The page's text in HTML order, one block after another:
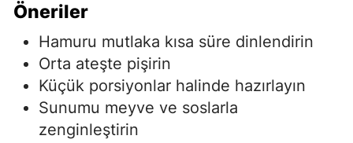
Öneriler
Hamuru mutlaka kısa süre dinlendirin
Orta ateşte pişirin
Küçük porsiyonlar halinde hazırlayın
Sunumu meyve ve soslarla
zenginleştirin